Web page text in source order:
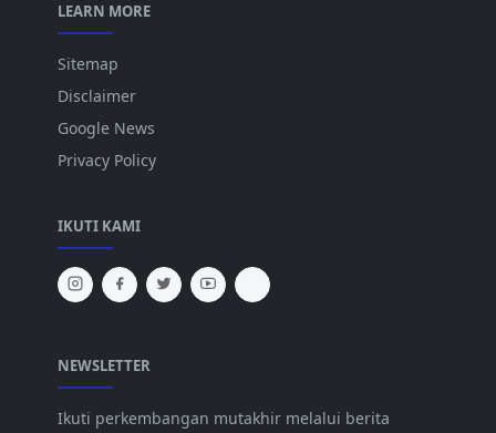
LEARN MORE
Sitemap
Disclaimer
Google News
Privacy Policy
IKUTI KAMI
NEWSLETTER
Ikuti perkembangan mutakhir melalui berita